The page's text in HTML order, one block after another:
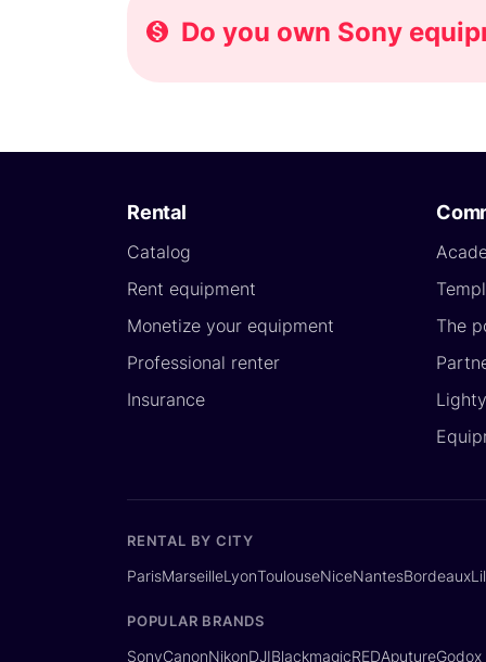
Do you own Sony
Rental
Catalog
Rent equipment
Monetize your equipment
Professional renter
Insurance
The
RENTAL BY CITY
ParisMarseilleLyonToulouseNiceNantesBordeaux
POPULAR BRANDS
SonyCanonNikonDJIBlackmagicREDAputureGodox